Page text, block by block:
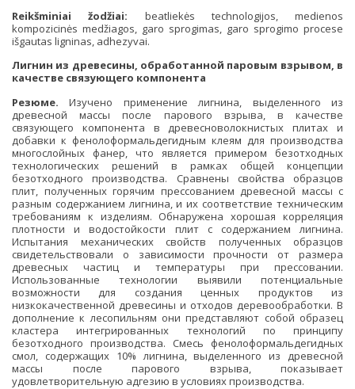
Reikšminiai žodžiai: beatliekės technologijos, medienos
kompozicinės medžiagos, garo sprogimas, garo sprogimo procese
išgautas ligninas, adhezyvai.
Лигнин из древесины, обработанной паровым взрывом, в
качестве связующего компонента
Резюме.Изучено применение лигнина, выделенного из
древесной массы после парового взрыва, в качестве
связующего компонента в древесноволокнистых плитах и
добавки к фенолоформальдегидным клеям для производства
многослойных фанер, что является примером безотходных
технологических решений в рамках общей концепции
безотходного производства. Сравнены свойства образцов
плит, полученных горячим прессованием древесной массы с
разным содержанием лигнина, и их соответствие техническим
требованиям к изделиям. Обнаружена хорошая корреляция
плотности и водостойкости плит с содержанием лигнина.
Испытания механических свойств полученных образцов
свидетельствовали о зависимости прочности от размера
древесных частиц и температуры при прессовании.
Использованные технологии выявили потенциальные
возможности для создания ценных продуктов из
низкокачественной древесины и отходов деревообработки. В
дополнение к лесопильням они представляют собой образец
кластера интегрированных технологий по принципу
безотходного производства. Смесь фенолоформальдегидных
смол, содержащих 10% лигнина, выделенного из древесной
массы после парового взрыва, показывает
удовлетворительную адгезию в условиях производства.